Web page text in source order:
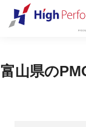
富山県の